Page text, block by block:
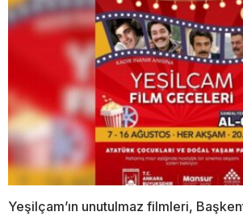
Yeşilçam’ın unutulmaz filmleri,